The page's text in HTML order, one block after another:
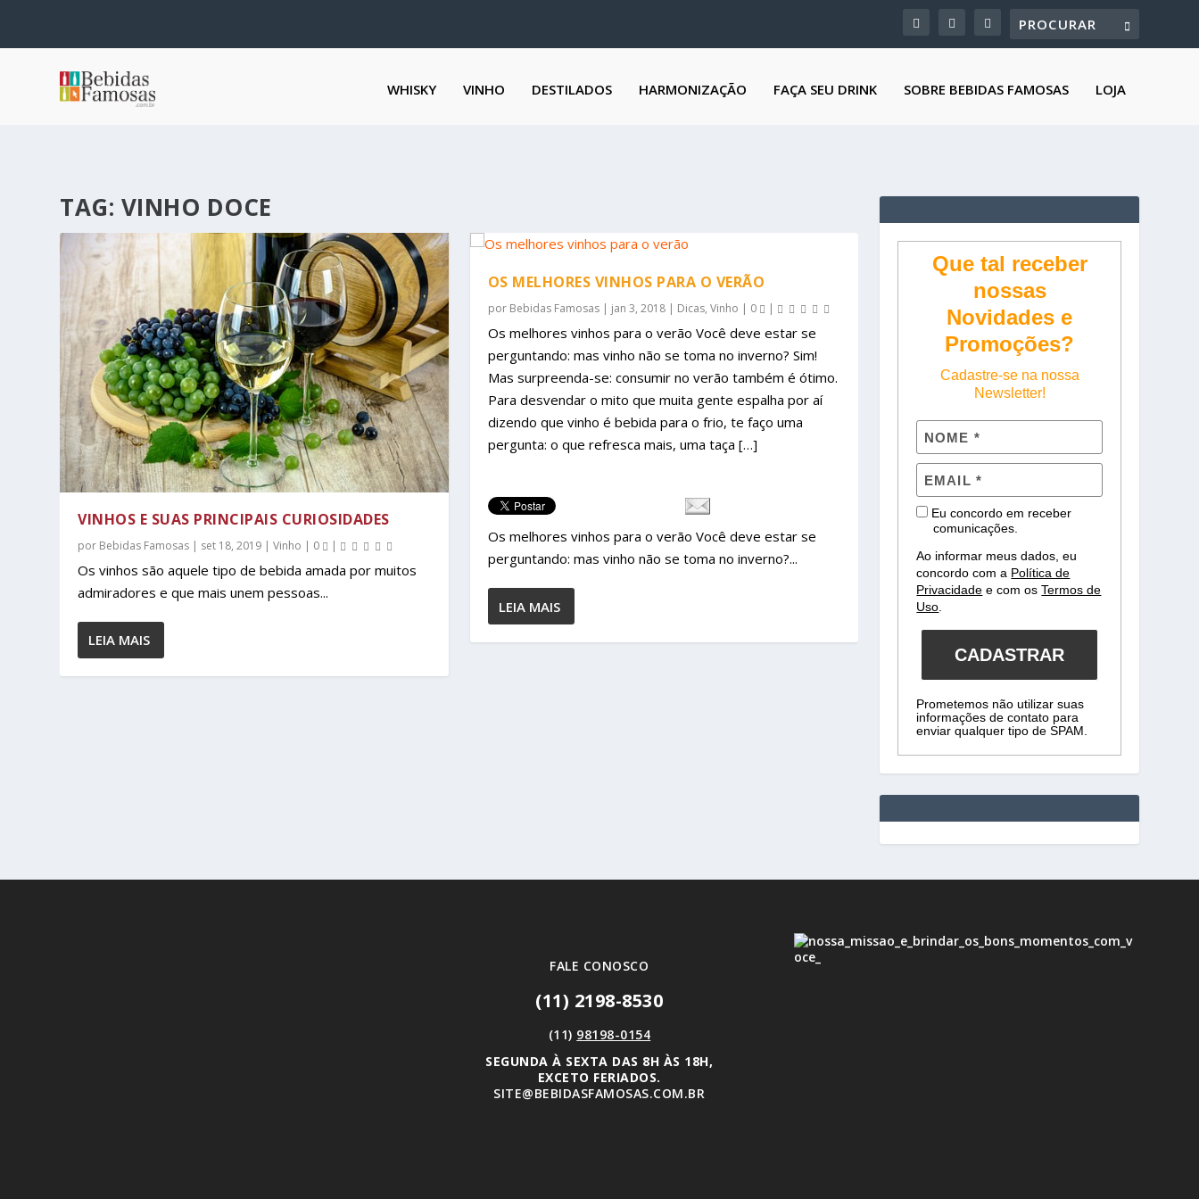
WHISKY VINHO DESTILADOS HARMONIZAÇÃO FAÇA SEU DRINK SOBRE BEBIDAS FAMOSAS LOJA
TAG: VINHO DOCE
VINHOS E SUAS PRINCIPAIS CURIOSIDADES
por Bebidas Famosas | set 18, 2019 |Vinho | 0 |
Os vinhos são aquele tipo de bebida amada por muitos
admiradores e que mais unem pessoas...
LEIA MAIS
OS MELHORES VINHOS PARA O VERÃO
por Bebidas Famosas| jan 3, 2018| Dicas, Vinho | 0 |
Os melhores vinhos para o verão Você deve estar se
perguntando: mas vinho não se toma no inverno? Sim!
Mas surpreenda-se: consumir no verão também é ótimo.
Para desvendar o mito que muita gente espalha por aí
dizendo que vinho é bebida para o frio, te faço uma
pergunta: o que refresca mais, uma taça […]
Os melhores vinhos para o verão Você deve estar se
perguntando: mas vinho não se toma no inverno?...
LEIA MAIS
Que tal receber
nossas
Novidades e
Promoções?
Cadastre-se na nossa
Newsletter!
Eu concordo em receber
comunicações.
Ao informar meus dados, eu
concordo com a Política de
Privacidade e com osTermos de
Uso
CADASTRAR
Prometemos não utilizar suas
informações de contato para
enviar qualquer tipo de SPAM.
FALE CONOSCO
(11) 2198-8530
(11) 98198-0154
SEGUNDA À SEXTA DAS 8H ÀS 18H,
EXCETO FERIADOS.
SITE@BEBIDASFAMOSAS.COM.BR